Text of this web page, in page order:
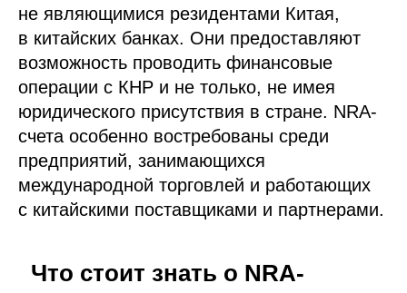
не являющимися резидентами Китая,
в китайских банках. Они предоставляют
возможность проводить финансовые
операции с КНР и не только, не имея
юридического присутствия в стране. NRA-
счета особенно востребованы среди
предприятий, занимающихся
международной торговлей и работающих
с китайскими поставщиками и партнерами.
Что стоит знать о NRA-